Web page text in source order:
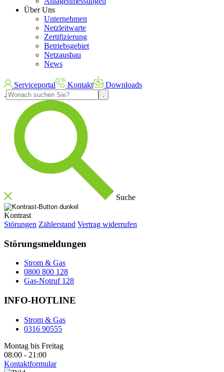
Über Uns
Unternehmen
Netzleitwarte
Zertifizierung
Betriebsgebiet
Netzausbau
News
Serviceportal Kontakt
Downloads
.
Suche
Kontrast
Störungen Zählerstand Vertrag widerrufen
Störungsmeldungen
Strom & Gas
0800 800 128
Gas-Notruf 128
INFO-HOTLINE
Strom & Gas
0316 90555
Montag bis Freitag
08:00 - 21:00
Kontaktformular